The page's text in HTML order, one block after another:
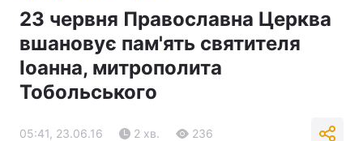
23 червня Православна Церква
вшановує пам'ять святителя
Іоанна, митрополита
Тобольського
05:41, 23.06.16 2 хв. 236